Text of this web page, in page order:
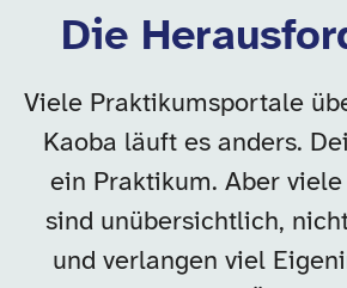
Die
Viele Praktikumsportale
Kaoba läuft es anders.
ein Praktikum. Aber
sind unübersichtlich,
und verlangen viel